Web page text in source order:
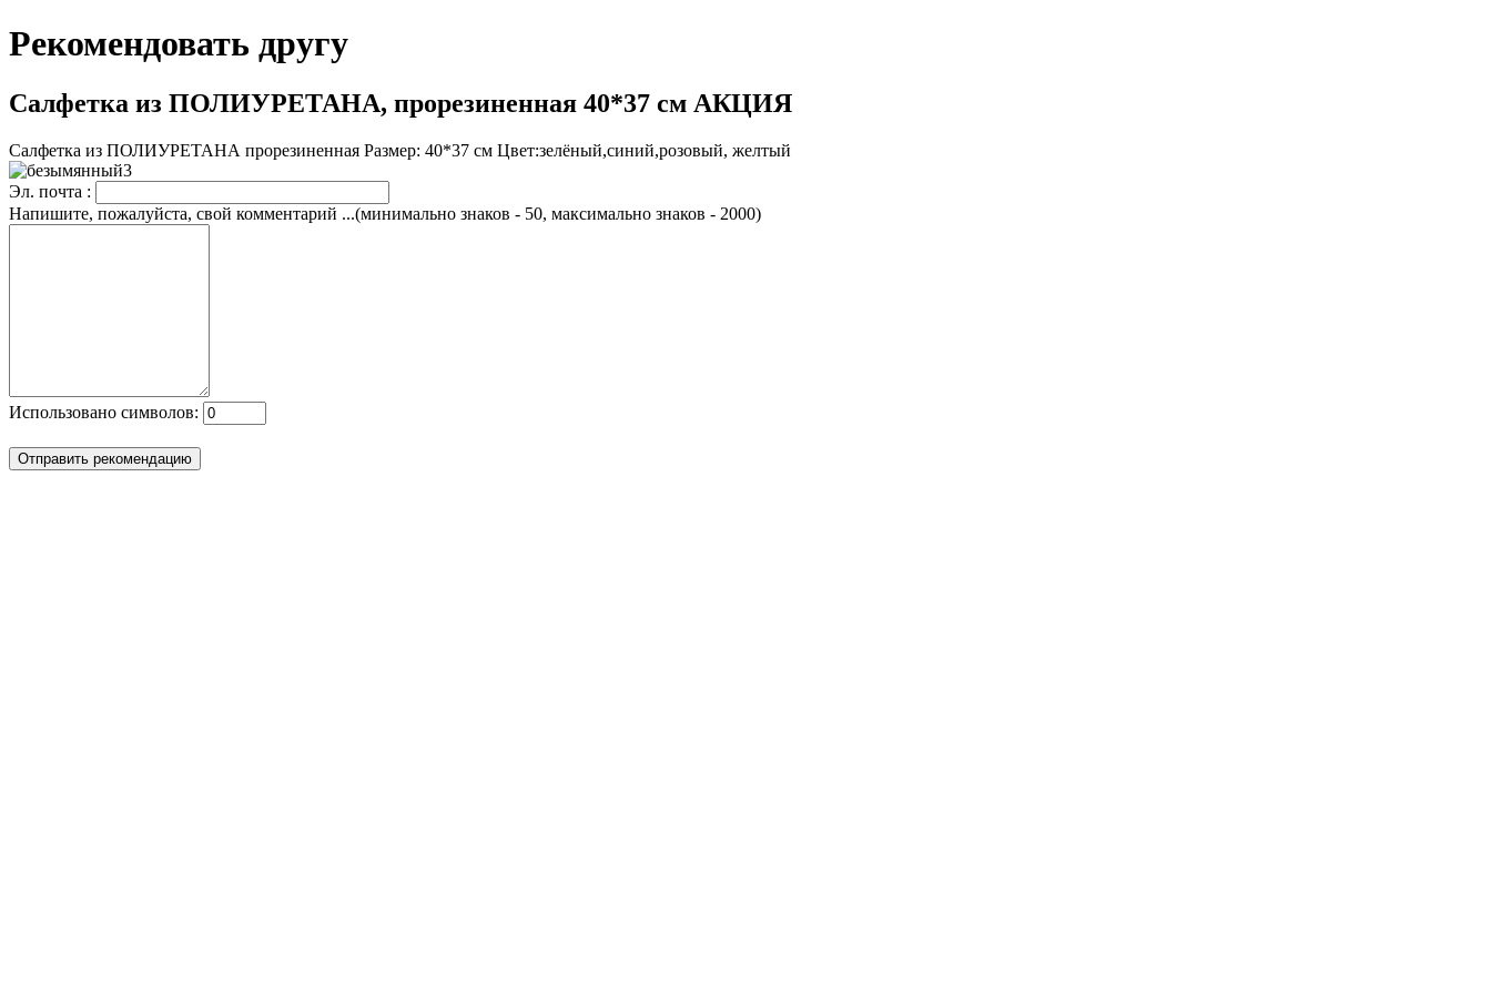
Рекомендовать другу
Салфетка из ПОЛИУРЕТАНА, прорезиненная 40*37 см АКЦИЯ
Салфетка из ПОЛИУРЕТАНА прорезиненная Размер: 40*37 см Цвет:зелёный,синий,розовый, желтый
Эл. почта :
Напишите, пожалуйста, свой комментарий ...(минимально знаков - 50, максимально знаков - 2000)
Использовано символов: